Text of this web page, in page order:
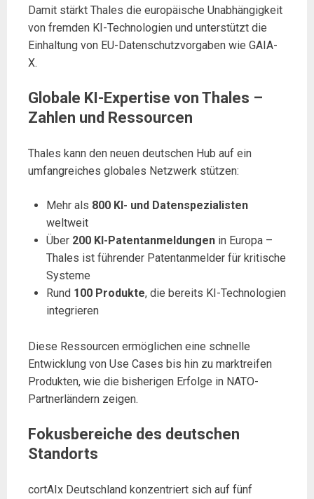
Damit stärkt Thales die europäische Unabhängigkeit
von fremden KI-Technologien und unterstützt die
Einhaltung von EU-Datenschutzvorgaben wie GAIA-
X.
Globale KI-Expertise von Thales –
Zahlen und Ressourcen
Thales kann den neuen deutschen Hub auf ein
umfangreiches globales Netzwerk stützen:
Mehr als 800 KI- und Datenspezialisten
weltweit
Über 200 KI-Patentanmeldungenin Europa –
Thales ist führender Patentanmelder für kritische
Systeme
Rund 100 Produkte, die bereits KI-Technologien
integrieren
Diese Ressourcen ermöglichen eine schnelle
Entwicklung von Use Cases bis hin zu marktreifen
Produkten, wie die bisherigen Erfolge in NATO-
Partnerländern zeigen.
Fokusbereiche des deutschen
Standorts
cortAIx Deutschland konzentriert sich auf fünf